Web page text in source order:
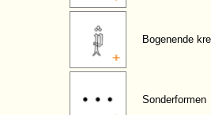
Bogenende
Sonderformen